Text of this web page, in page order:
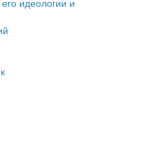
проектирования